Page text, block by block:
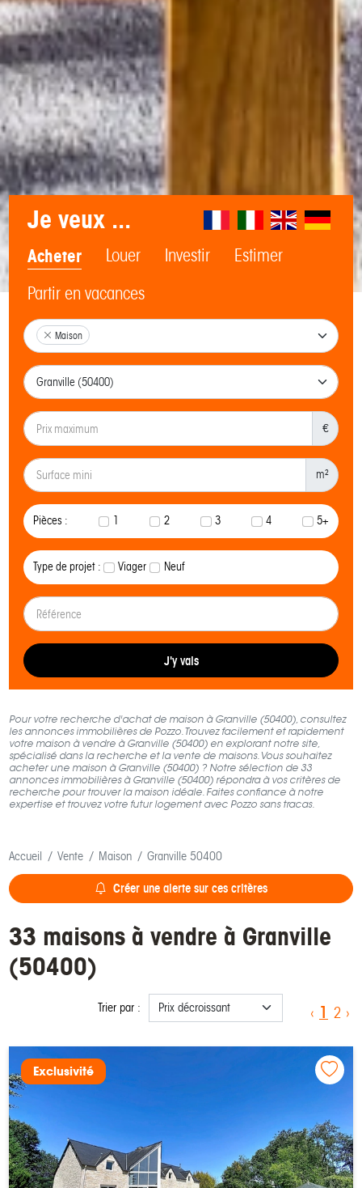
Je veux ...
Acheter Louer Investir
Estimer
Partir en vacances
Maison
€
m²
Pièces : 1 2 3 4 5+
Type de projet : Viager Neuf
J'y vais
Pour votre recherche d'achat de maison à Granville (50400), consultez
les annonces immobilières de Pozzo. Trouvez facilement et rapidement
votre maison à vendre à Granville (50400) en explorant notre site,
spécialisé dans la recherche et la vente de maisons. Vous souhaitez
acheter une maison à Granville (50400) ? Notre sélection de 33
annonces immobilières à Granville (50400) répondra à vos critères de
recherche pour trouver la maison idéale. Faites confiance à notre
expertise et trouvez votre futur logement avec Pozzo sans tracas.
Accueil Vente Maison Granville 50400
Créer une alerte sur ces critères
33 maisons à vendre à Granville
(50400)
Trier par : ‹ 1 2 ›
Exclusivité